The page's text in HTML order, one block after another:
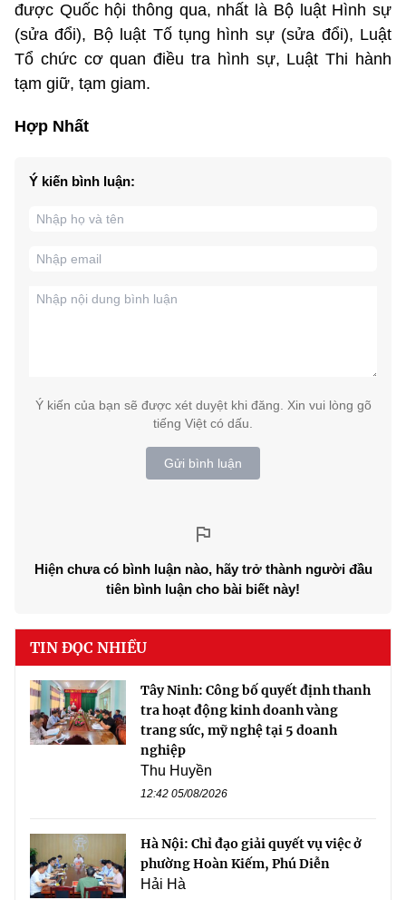
được Quốc hội thông qua, nhất là Bộ luật Hình sự
(sửa đổi), Bộ luật Tố tụng hình sự (sửa đổi), Luật
Tổ chức cơ quan điều tra hình sự, Luật Thi hành
tạm giữ, tạm giam.
Hợp Nhất
Ý kiến bình luận:
Ý kiến của bạn sẽ được xét duyệt khi đăng. Xin vui lòng gõ
tiếng Việt có dấu.
Gửi bình luận
Hiện chưa có bình luận nào, hãy trở thành người đầu
tiên bình luận cho bài biết này!
TIN ĐỌC NHIỀU
Tây Ninh: Công bố quyết định thanh
tra hoạt động kinh doanh vàng
trang sức, mỹ nghệ tại 5 doanh
nghiệp
Thu Huyền
12:42 05/08/2026
Hà Nội: Chỉ đạo giải quyết vụ việc ở
phường Hoàn Kiếm, Phú Diễn
Hải Hà